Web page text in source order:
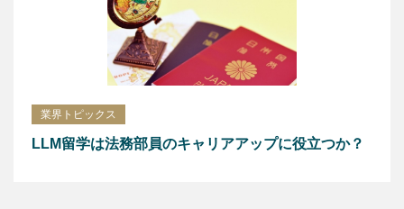
業界トピックス
LLM留学は法務部員のキャリアアップに役立つか？